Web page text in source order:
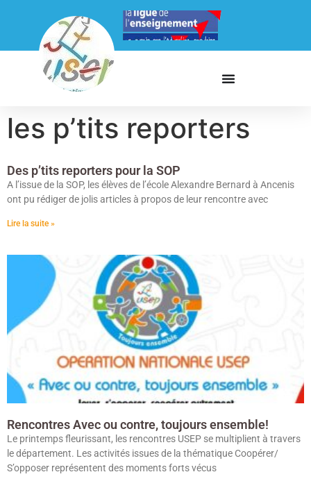
les p’tits reporters
Des p’tits reporters pour la SOP
A l’issue de la SOP, les élèves de l’école Alexandre Bernard à Ancenis
ont pu rédiger de jolis articles à propos de leur rencontre avec
Lire la suite »
Rencontres Avec ou contre, toujours ensemble!
Le printemps fleurissant, les rencontres USEP se multiplient à travers
le département. Les activités issues de la thématique Coopérer/
S’opposer représentent des moments forts vécus